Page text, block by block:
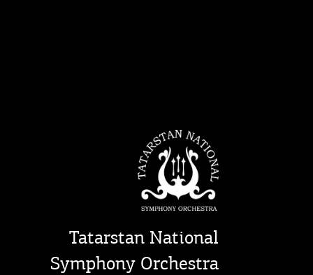
Tatarstan National
Symphony Orchestra